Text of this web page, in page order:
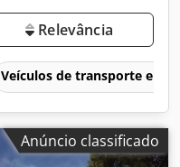
Relevância
Veículos de transporte e
Anúncio classificado